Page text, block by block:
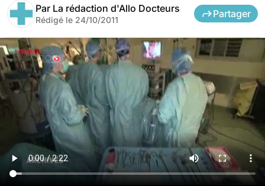
Par La rédaction d'Allo Docteurs
Rédigé le 24/10/2011
Partager